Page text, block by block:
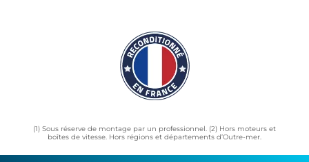
(1) Sous réserve de montage par un professionnel. (2) Hors moteurs et
boîtes de vitesse. Hors régions et départements d’Outre-mer.